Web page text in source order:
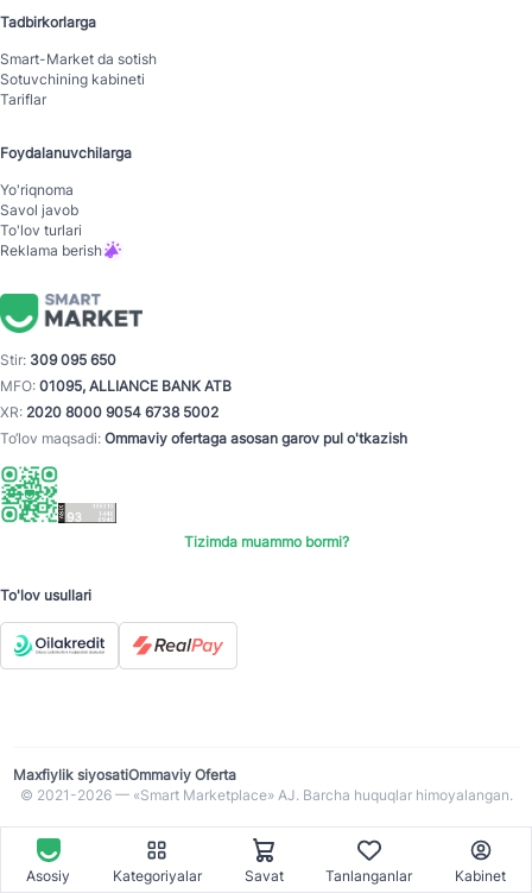
Asosiy Kategoriyalar Savat Tanlanganlar Kabinet
Tadbirkorlarga
Smart-Mаrket da sotish
Sotuvchining kabineti
Tariflar
Foydalanuvchilarga
Yo'riqnoma
Savol javob
To'lov turlari
Reklama berish
Stir: 309 095 650
MFO: 01095, ALLIANCE BANK ATB
XR: 2020 8000 9054 6738 5002
To‘lov maqsadi: Ommaviy ofertaga asosan garov pul o'tkazish
Tizimda muammo bormi?
To'lov usullari
Maxfiylik siyosatiOmmaviy Oferta
© 2021-2026 — «Smart Marketplace» AJ. Barcha huquqlar himoyalangan.